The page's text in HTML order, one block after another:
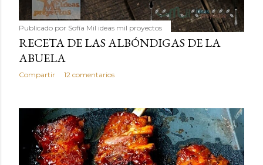
Publicado por Sofía Mil ideas mil proyectos
RECETA DE LAS ALBÓNDIGAS DE LA
ABUELA
Compartir 12 comentarios